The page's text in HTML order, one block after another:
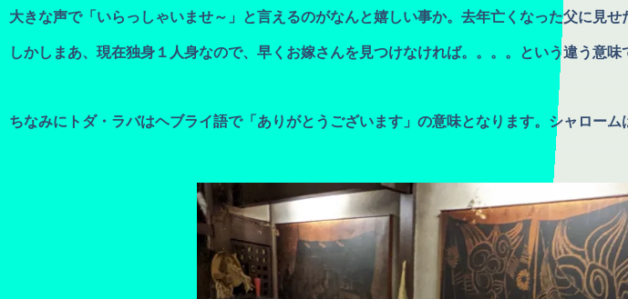
大きな声で「いらっしゃいませ～」と言えるのがなんと嬉しい事か。去年亡くなった父に見せ
しかしまあ、現在独身１人身なので、早くお嫁さんを見つけなければ。。。。という違う意
ちなみにトダ・ラバはヘブライ語で「ありがとうございます」の意味となります。シャローム